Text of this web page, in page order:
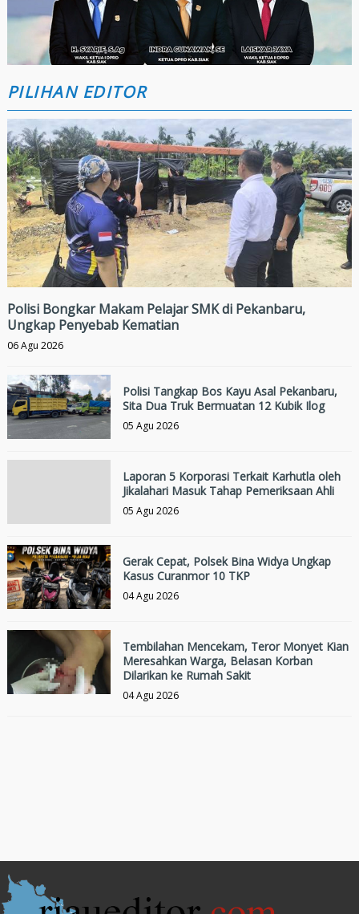
PILIHAN EDITOR
Polisi Bongkar Makam Pelajar SMK di Pekanbaru,
Ungkap Penyebab Kematian
06 Agu 2026
Polisi Tangkap Bos Kayu Asal Pekanbaru,
Sita Dua Truk Bermuatan 12 Kubik Ilog
05 Agu 2026
Laporan 5 Korporasi Terkait Karhutla oleh
Jikalahari Masuk Tahap Pemeriksaan Ahli
05 Agu 2026
Gerak Cepat, Polsek Bina Widya Ungkap
Kasus Curanmor 10 TKP
04 Agu 2026
Tembilahan Mencekam, Teror Monyet Kian
Meresahkan Warga, Belasan Korban
Dilarikan ke Rumah Sakit
04 Agu 2026